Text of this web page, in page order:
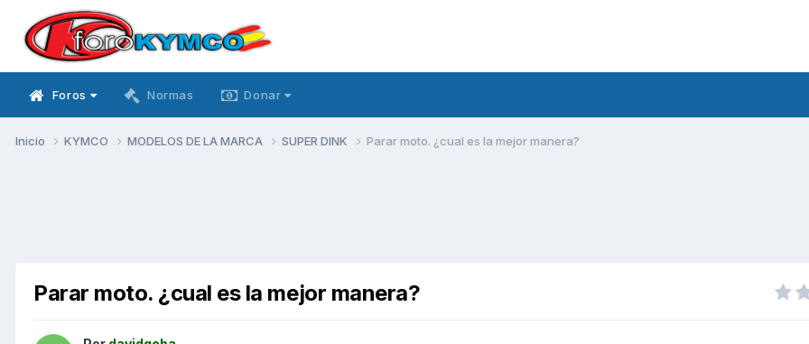
Foros Normas Donar
Inicio KYMCO MODELOS DE LA MARCA SUPER DINK Parar moto. ¿cual es la mejor manera?
Parar moto. ¿cual es la mejor manera?